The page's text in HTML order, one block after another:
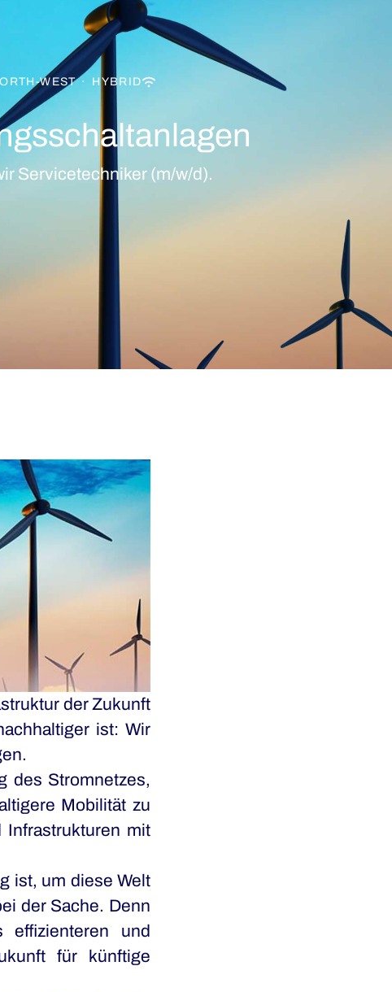
WEST · HYBRID
Servicetechniker (m/w/d).
der Zukunft
ist: Wir
des Stromnetzes,
Mobilität zu
mit
ist, um diese Welt
der Sache. Denn
und
für künftige